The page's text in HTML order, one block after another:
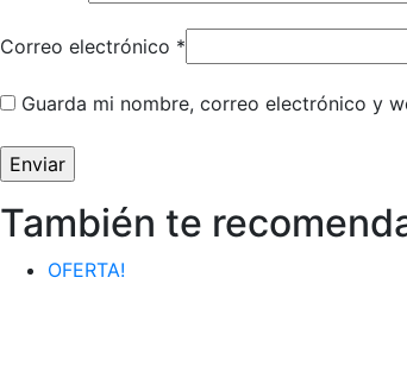
Correo electrónico *
Guarda mi nombre, correo electrónico y
También te
OFERTA!